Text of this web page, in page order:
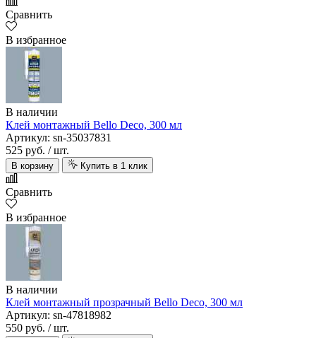
Сравнить
В избранное
В наличии
Клей монтажный Bello Deco, 300 мл
Артикул: sn-35037831
525 руб. / шт.
В корзину Купить в 1 клик
Сравнить
В избранное
В наличии
Клей монтажный прозрачный Bello Deco, 300 мл
Артикул: sn-47818982
550 руб. / шт.